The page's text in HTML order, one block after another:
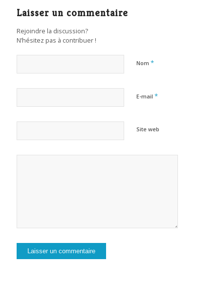
Laisser un commentaire
Rejoindre la discussion?
N’hésitez pas à contribuer !
Nom *
E-mail *
Site web